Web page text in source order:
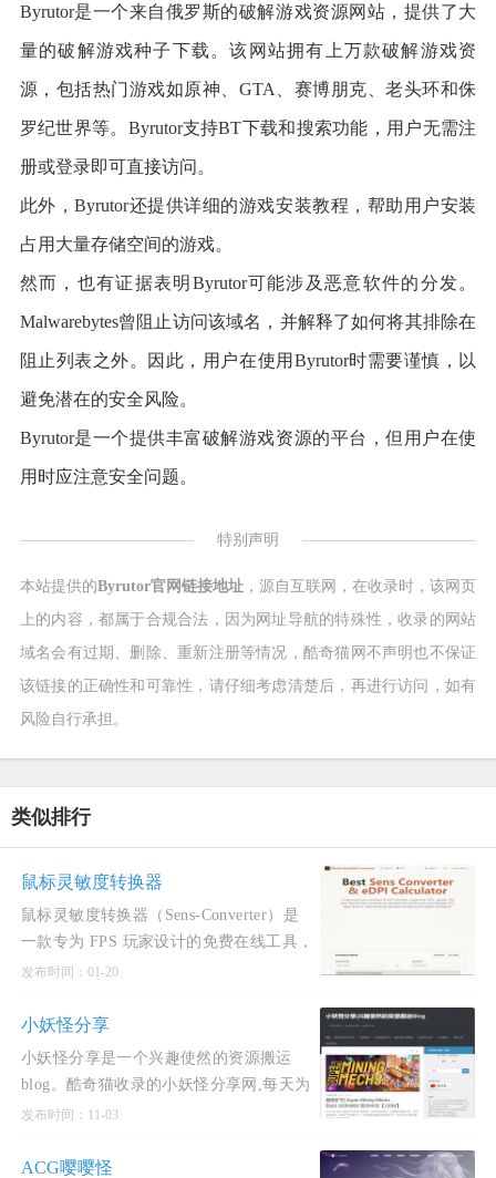
Byrutor是一个来自俄罗斯的破解游戏资源网站，提供了大
量的破解游戏种子下载。该网站拥有上万款破解游戏资
源，包括热门游戏如原神、GTA、赛博朋克、老头环和侏
罗纪世界等。Byrutor支持BT下载和搜索功能，用户无需注
册或登录即可直接访问。
此外，Byrutor还提供详细的游戏安装教程，帮助用户安装
占用大量存储空间的游戏。
然而，也有证据表明Byrutor可能涉及恶意软件的分发。
Malwarebytes曾阻止访问该域名，并解释了如何将其排除在
阻止列表之外。因此，用户在使用Byrutor时需要谨慎，以
避免潜在的安全风险。
Byrutor是一个提供丰富破解游戏资源的平台，但用户在使
用时应注意安全问题。
特别声明
本站提供的Byrutor官网链接地址 ，源自互联网，在收录时，该网页
上的内容，都属于合规合法，因为网址导航的特殊性，收录的网站
域名会有过期、删除、重新注册等情况，酷奇猫网不声明也不保证
该链接的正确性和可靠性，请仔细考虑清楚后，再进行访问，如有
风险自行承担。
类似排行
鼠标灵敏度转换器
鼠标灵敏度转换器（Sens‑Converter）是
一款专为 FPS 玩家设计的免费在线工具，
旨在帮助玩家在不同游戏之间保持一致的
1500 款游戏，涵盖《无畏契约》《CS2》
《Apex 英雄》《守望先锋 2
发布时间：01-20
小妖怪分享
小妖怪分享是一个兴趣使然的资源搬运
blog。酷奇猫收录的小妖怪分享网,每天为
大家更新国内外单机PJ游戏，安卓PJ软
教程，收录最新最全的STEAM单机破
发布时间：11-03
ACG嘤嘤怪